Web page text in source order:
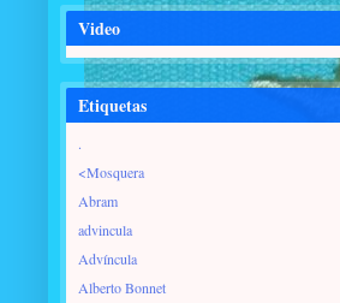
Video
Etiquetas
.
<Mosquera
Abram
advincula
Advíncula
Alberto Bonnet